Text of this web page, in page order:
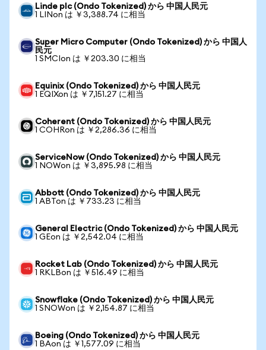
Linde plc (Ondo Tokenized) から 中国人民元
1 LINon は ￥3,388.74 に相当
Super Micro Computer (Ondo Tokenized) から 中国人
民元
1 SMCIon は ￥203.30 に相当
Equinix (Ondo Tokenized) から 中国人民元
1 EQIXon は ￥7,151.27 に相当
Coherent (Ondo Tokenized) から 中国人民元
1 COHRon は ￥2,286.36 に相当
ServiceNow (Ondo Tokenized) から 中国人民元
1 NOWon は ￥3,895.98 に相当
Abbott (Ondo Tokenized) から 中国人民元
1 ABTon は ￥733.23 に相当
General Electric (Ondo Tokenized) から 中国人民元
1 GEon は ￥2,542.04 に相当
Rocket Lab (Ondo Tokenized) から 中国人民元
1 RKLBon は ￥516.49 に相当
Snowflake (Ondo Tokenized) から 中国人民元
1 SNOWon は ￥2,154.87 に相当
Boeing (Ondo Tokenized) から 中国人民元
1 BAon は ￥1,577.09 に相当